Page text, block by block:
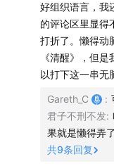
斯文·布林克曼《
《生命的立场：如
齐奥尔格·西美尔
严飞《穿透：像社
市生存》
王小波《我在荒岛
好组织语言，我
的评论区里显
打折了。懒得动
《清醒》，但
以打下这一串无
Gareth_C :
君子不刑不发:
果就是懒得弄了
共9条回复